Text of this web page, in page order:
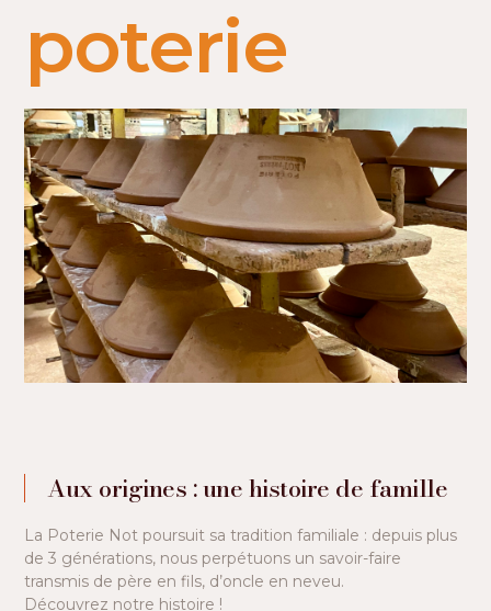
poterie
Aux origines : une histoire de famille
La Poterie Not poursuit sa tradition familiale : depuis plus
de 3 générations, nous perpétuons un savoir-faire
transmis de père en fils, d’oncle en neveu.
Découvrez notre histoire !